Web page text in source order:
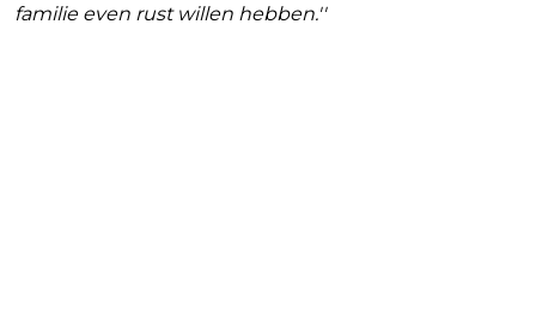
familie even rust willen hebben.''